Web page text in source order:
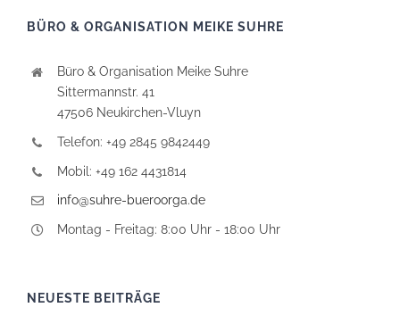
BÜRO & ORGANISATION MEIKE SUHRE
Büro & Organisation Meike Suhre
Sittermannstr. 41
47506 Neukirchen-Vluyn
Telefon: +49 2845 9842449
Mobil: +49 162 4431814
info@suhre-bueroorga.de
Montag - Freitag: 8:00 Uhr - 18:00 Uhr
NEUESTE BEITRÄGE